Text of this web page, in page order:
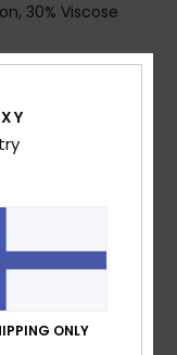
30% Viscose
ONLY